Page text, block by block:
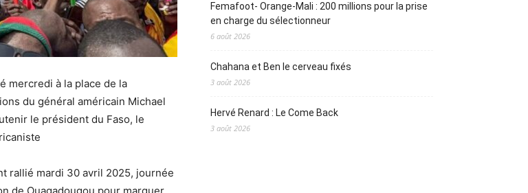
mercredi à la place de la
du général américain Michael
le président du Faso, le
rallié mardi 30 avril 2025, journée
Femafoot- Orange-Mali : 200 millions pour la prise
en charge du sélectionneur
6 août 2026
Chahana et Ben le cerveau fixés
3 août 2026
Hervé Renard : Le Come Back
3 août 2026